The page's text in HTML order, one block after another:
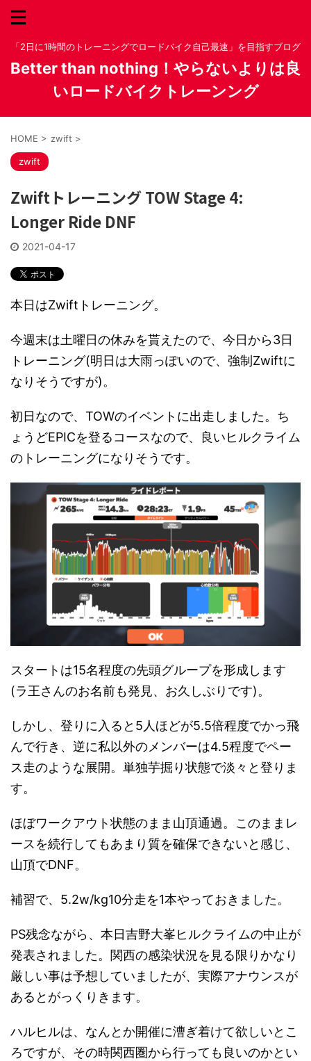
「2日に1時間のトレーニングでロードバイク自己最速」を目指すブログ
Better than nothing！やらないよりは良
いロードバイクトレーンング
HOME > zwift >
zwift
Zwiftトレーニング TOW Stage 4:
Longer Ride DNF
2021-04-17
本日はZwiftトレーニング。
今週末は土曜日の休みを貰えたので、今日から3日
トレーニング(明日は大雨っぽいので、強制Zwiftに
なりそうですが)。
初日なので、TOWのイベントに出走しました。ち
ょうどEPICを登るコースなので、良いヒルクライム
のトレーニングになりそうです。
スタートは15名程度の先頭グループを形成します
(ラ王さんのお名前も発見、お久しぶりです)。
しかし、登りに入ると5人ほどが5.5倍程度でかっ飛
んで行き、逆に私以外のメンバーは4.5程度でペー
ス走のような展開。単独芋掘り状態で淡々と登りま
す。
ほぼワークアウト状態のまま山頂通過。このままレ
ースを続行してもあまり質を確保できないと感じ、
山頂でDNF。
補習で、5.2w/kg10分走を1本やっておきました。
PS残念ながら、本日吉野大峯ヒルクライムの中止が
発表されました。関西の感染状況を見る限りかなり
厳しい事は予想していましたが、実際アナウンスが
あるとがっくりきます。
ハルヒルは、なんとか開催に漕ぎ着けて欲しいとこ
ろですが、その時関西圏から行っても良いのかとい